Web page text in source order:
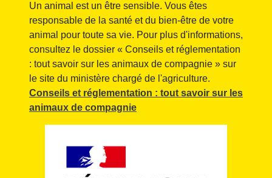
Un animal est un être sensible. Vous êtes
responsable de la santé et du bien-être de votre
animal pour toute sa vie. Pour plus d'informations,
consultez le dossier « Conseils et réglementation
: tout savoir sur les animaux de compagnie » sur
le site du ministère chargé de l'agriculture.
Conseils et réglementation : tout savoir sur les
animaux de compagnie